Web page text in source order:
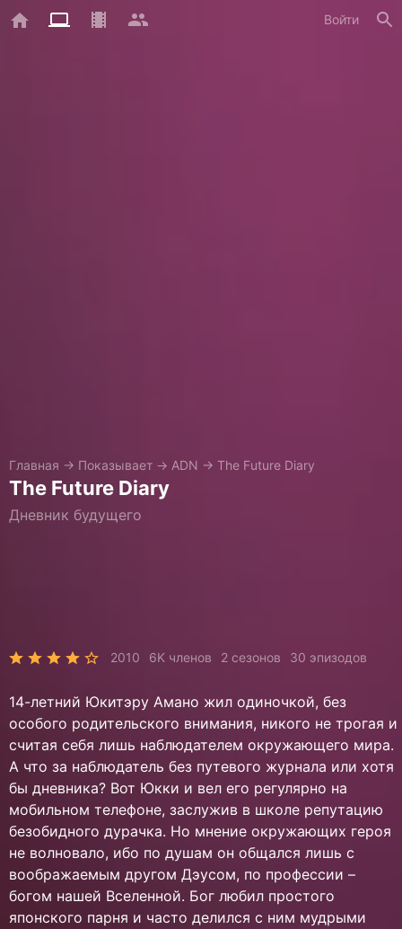
Войти
Главная → Показывает → ADN → The Future Diary
The Future Diary
Дневник будущего
2010 6K членов 2 сезонов 30 эпизодов
14-летний Юкитэру Амано жил одиночкой, без
особого родительского внимания, никого не трогая и
считая себя лишь наблюдателем окружающего мира.
А что за наблюдатель без путевого журнала или хотя
бы дневника? Вот Юкки и вел его регулярно на
мобильном телефоне, заслужив в школе репутацию
безобидного дурачка. Но мнение окружающих героя
не волновало, ибо по душам он общался лишь с
воображаемым другом Дэусом, по профессии –
богом нашей Вселенной. Бог любил простого
японского парня и часто делился с ним мудрыми